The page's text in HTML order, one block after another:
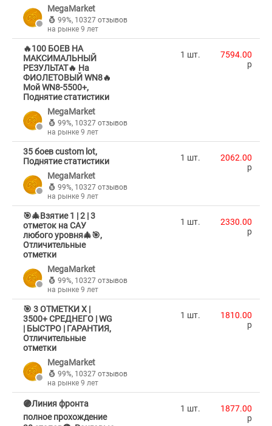
MegaMarket
99%, 10327 отзывов
на рынке 9 лет
🔥100 БОЕВ НА
МАКСИМАЛЬНЫЙ
РЕЗУЛЬТАТ🔥 На
ФИОЛЕТОВЫЙ WN8🔥
Мой WN8-5500+,
Поднятие статистики
MegaMarket
99%, 10327 отзывов
на рынке 9 лет
1 шт.
7594.00
p
35 боев custom lot,
Поднятие статистики
MegaMarket
99%, 10327 отзывов
на рынке 9 лет
1 шт.
2062.00
p
🎯🎄Взятие 1 | 2 | 3
отметок на САУ
любого уровня🎄🎯,
Отличительные
отметки
MegaMarket
99%, 10327 отзывов
на рынке 9 лет
1 шт.
2330.00
p
🎯 3 ОТМЕТКИ X |
3500+ СРЕДНЕГО | WG
| БЫСТРО | ГАРАНТИЯ,
Отличительные
отметки
MegaMarket
99%, 10327 отзывов
на рынке 9 лет
1 шт.
1810.00
p
🟣Линия фронта
полное прохождение
1 шт.
1877.00
p